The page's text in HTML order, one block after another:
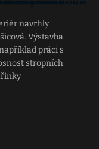
navrhly
Výstavba
práci s
stropních